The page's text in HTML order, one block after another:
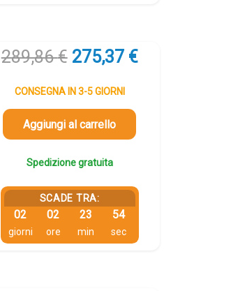
289,86€ Il
originale
era:
289,86 €.
275,37 €Il
CONSEGNA IN 3-5 GIORNI
Aggiungi al carrello
Spedizione gratuita
SCADE TRA:
02
giorni
02
ore
23
min
54
sec